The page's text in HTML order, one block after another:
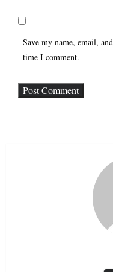
Save my name, email,
time I comment.